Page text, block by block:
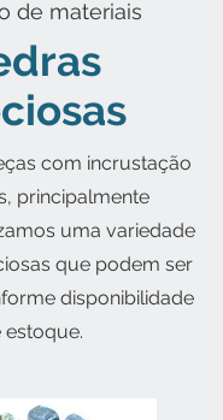
de materiais
com incrustação
principalmente
uma variedade
que podem ser
disponibilidade
estoque.